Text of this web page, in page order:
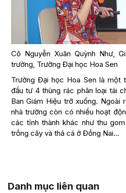
Cô Nguyễn Xuân Quỳnh Như,
trường, Trường Đại học Hoa Sen
Trường Đại học Hoa Sen là một
đầu tư 4 thùng rác phân loại tái
Ban Giám Hiệu trở xuống. Ngoài
nhà trường còn có nhiều hoạt
các tỉnh thành khác như thu
trồng cây và thả cá ở Đồng Nai…
Danh mục liên quan